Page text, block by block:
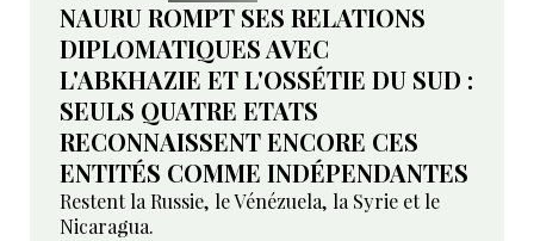
NAURU ROMPT SES RELATIONS
DIPLOMATIQUES AVEC
L'ABKHAZIE ET L'OSSÉTIE DU SUD :
SEULS QUATRE ETATS
RECONNAISSENT ENCORE CES
ENTITÉS COMME INDÉPENDANTES
Restent la Russie, le Vénézuela, la Syrie et le
Nicaragua.